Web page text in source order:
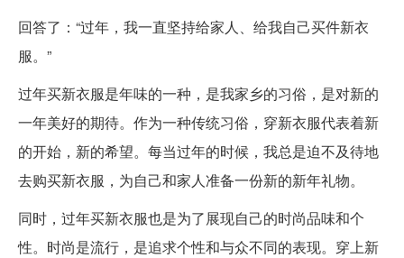
回答了：“过年，我一直坚持给家人、给我自己买件新衣
服。”
过年买新衣服是年味的一种，是我家乡的习俗，是对新的
一年美好的期待。作为一种传统习俗，穿新衣服代表着新
的开始，新的希望。每当过年的时候，我总是迫不及待地
去购买新衣服，为自己和家人准备一份新的新年礼物。
同时，过年买新衣服也是为了展现自己的时尚品味和个
性。时尚是流行，是追求个性和与众不同的表现。穿上新